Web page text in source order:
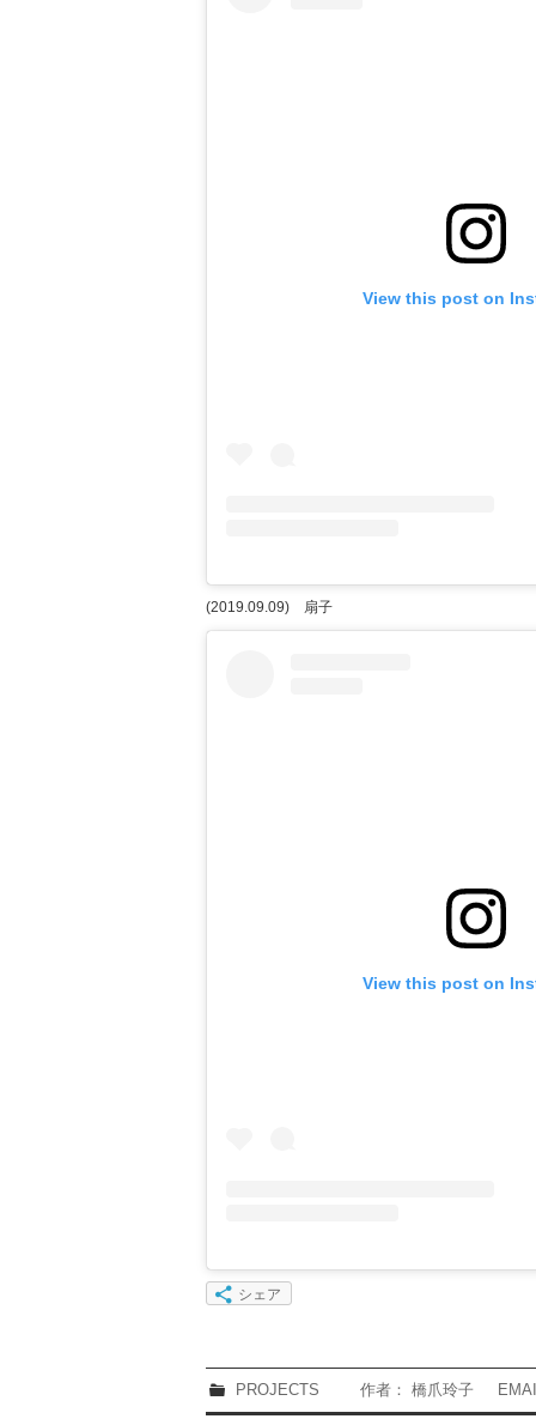
View this post on
(2019.09.09) 扇子
View this post on
シェア
PROJECTS 作者： 橋爪玲子